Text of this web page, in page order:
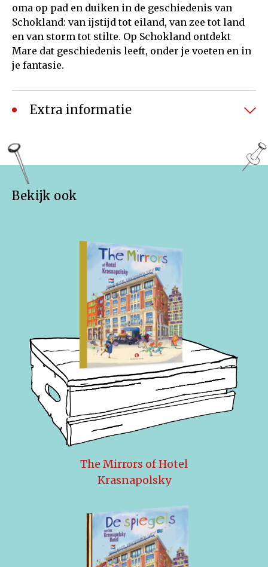
oma op pad en duiken in de geschiedenis van
Schokland: van ijstijd tot eiland, van zee tot land
en van storm tot stilte. Op Schokland ontdekt
Mare dat geschiedenis leeft, onder je voeten en in
je fantasie.
Extra informatie
UNESCO. Deze reeks biedt een mooie kans om
kinderen kennis te laten maken met ons
Werelderfgoed.
Bekijk ook
The Mirrors of Hotel
Krasnapolsky